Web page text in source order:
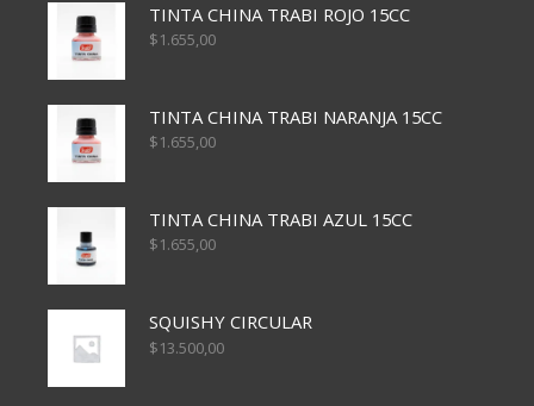
TINTA CHINA TRABI ROJO 15CC
$1.655,00
TINTA CHINA TRABI NARANJA 15CC
$1.655,00
TINTA CHINA TRABI AZUL 15CC
$1.655,00
SQUISHY CIRCULAR
$13.500,00